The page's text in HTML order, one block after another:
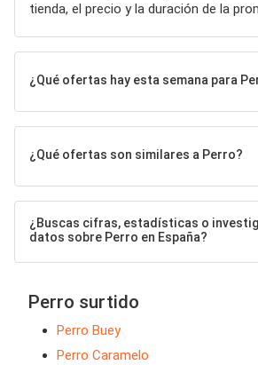
tienda, el precio y la duración de la
¿Qué ofertas hay esta semana para
¿Qué ofertas son similares a Perro?
¿Buscas cifras, estadísticas o
datos sobre Perro en España?
Perro surtido
Perro Buey
Perro Caramelo